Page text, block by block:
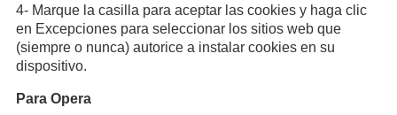
4- Marque la casilla para aceptar las cookies y haga clic
en Excepciones para seleccionar los sitios web que
(siempre o nunca) autorice a instalar cookies en su
dispositivo.
Para Opera